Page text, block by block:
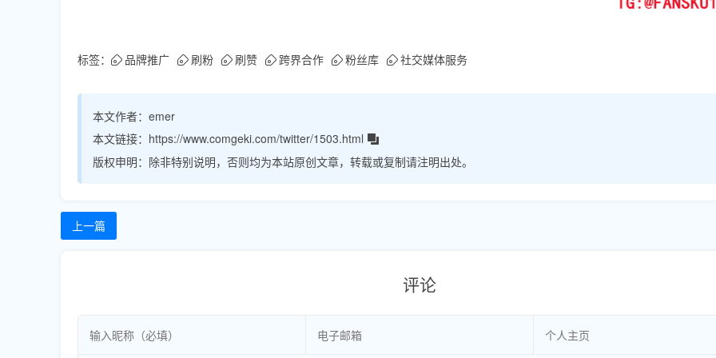
标签： 品牌推广 刷粉 刷赞 跨界合作 粉丝库 社交媒体服务
本文作者： emer
本文链接： https://www.comgeki.com/twitter/1503.html
版权申明： 除非特别说明，否则均为本站原创文章，转载或复制请注明出处。
上一篇
评论